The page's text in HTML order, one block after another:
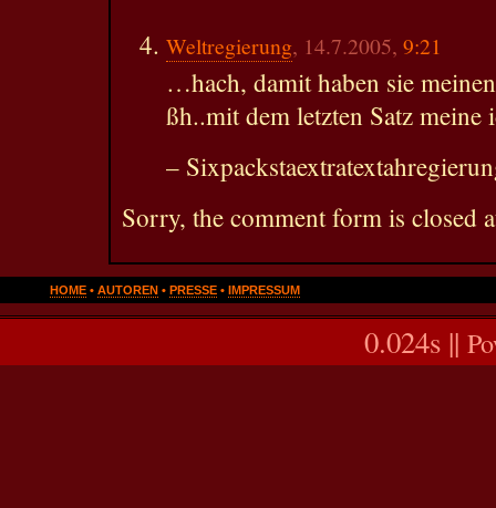
Weltregierung, 14.7.2005, 9:21
…hach, damit haben sie
ßh..mit dem letzten Satz meine
–
Sorry, the comment form is closed
HOME • AUTOREN • PRESSE • IMPRESSUM
0.024s ||